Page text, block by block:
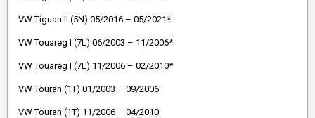
VW Tiguan II (5N) 05/2016 – 05/2021*
VW Touareg I (7L) 06/2003 – 11/2006*
VW Touareg I (7L) 11/2006 – 02/2010*
VW Touran (1T) 01/2003 – 09/2006
VW Touran (1T) 11/2006 – 04/2010